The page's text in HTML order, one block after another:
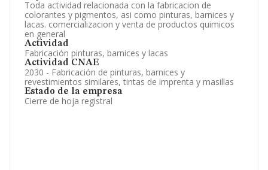
Toda actividad relacionada con la fabricacion de
colorantes y pigmentos, asi como pinturas, barnices y
lacas. comercializacion y venta de productos quimicos
en general
Actividad
Fabricación pinturas, barnices y lacas
Actividad CNAE
2030 - Fabricación de pinturas, barnices y
revestimientos similares, tintas de imprenta y masillas
Estado de la empresa
Cierre de hoja registral